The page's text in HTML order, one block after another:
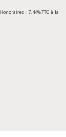
Honoraires : 7.44% TTC à la